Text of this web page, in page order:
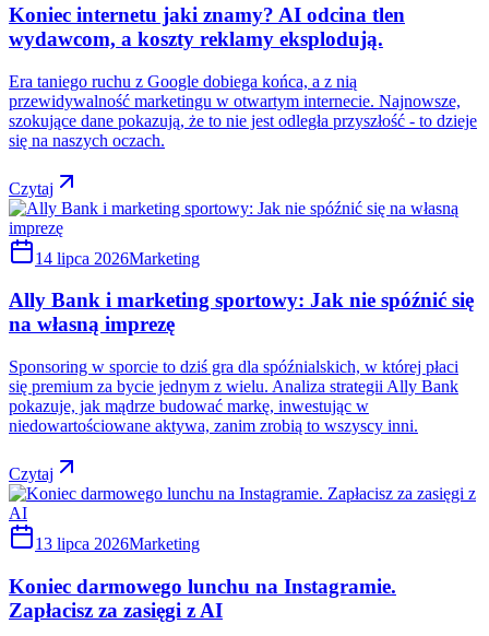
Koniec internetu jaki znamy? AI odcina tlen
wydawcom, a koszty reklamy eksplodują.
Era taniego ruchu z Google dobiega końca, a z nią
przewidywalność marketingu w otwartym internecie. Najnowsze,
szokujące dane pokazują, że to nie jest odległa przyszłość - to dzieje
się na naszych oczach.
Czytaj
14 lipca 2026Marketing
Ally Bank i marketing sportowy: Jak nie spóźnić się
na własną imprezę
Sponsoring w sporcie to dziś gra dla spóźnialskich, w której płaci
się premium za bycie jednym z wielu. Analiza strategii Ally Bank
pokazuje, jak mądrze budować markę, inwestując w
niedowartościowane aktywa, zanim zrobią to wszyscy inni.
Czytaj
13 lipca 2026Marketing
Koniec darmowego lunchu na Instagramie.
Zapłacisz za zasięgi z AI